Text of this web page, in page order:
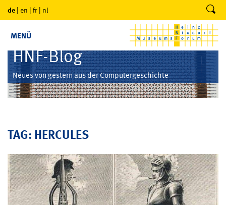
de | en | fr | nl
MENÜ
HNF-Blog
Neues von gestern aus der Computergeschichte
TAG: HERCULES